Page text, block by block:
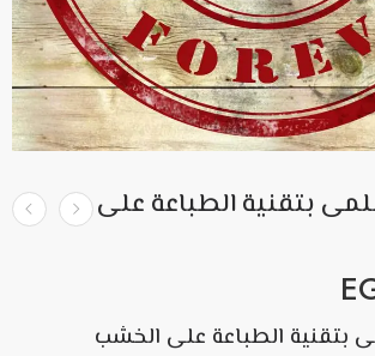
بتقنية الطباعة على
بتقنية الطباعة على الخشب